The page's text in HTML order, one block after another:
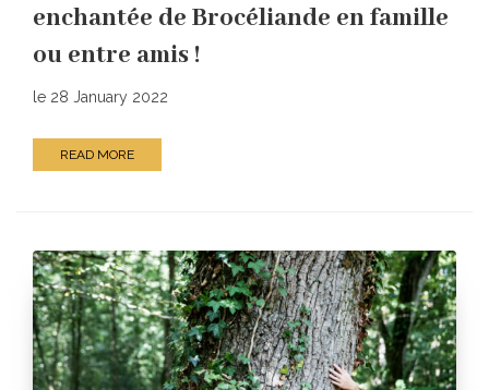
enchantée de Brocéliande en famille
ou entre amis !
le 28 January 2022
READ MORE